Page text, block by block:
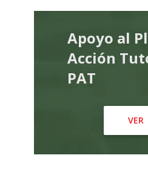
Apoyo al
Acción
PAT
VER